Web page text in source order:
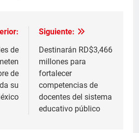
de
de
su
Siguiente:
Destinarán RD$3,466
millones para
fortalecer
competencias de
docentes del sistema
educativo público